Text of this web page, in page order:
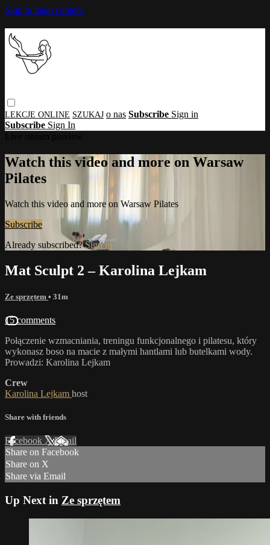
Skip to main content
o nas Subscribe Sign in
Subscribe Sign In
Watch this video and more on Warsaw
Pilates
Watch this video and more on Warsaw Pilates
Subscribe
Already subscribed?Sign in
Mat Sculpt 2 – Karolina Lejkam
Ze sprzętem • 31m
15 comments
Połączenie wzmacniania, treningu funkcjonalnego i pilatesu, który
wykonasz boso na macie z małymi hantlami lub butelkami wody.
Prowadzi: Karolina Lejkam
Crew
Karolina Lejkam host
Share with friends
Facebook XEmail
Share on Facebook
Share on X
Share via Email
Up Next in Ze sprzętem